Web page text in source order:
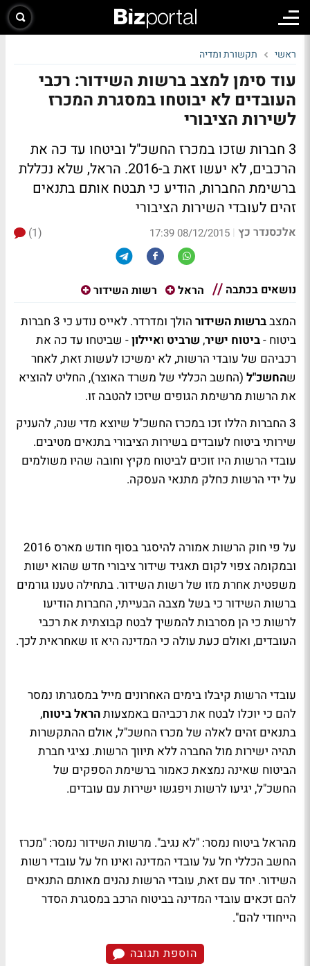
ראשי תקשורת ומדיה
עוד סימן למצב ברשות השידור: רכבי
העובדים לא יבוטחו במסגרת המכרז
לשירות הציבורי
3 חברות שזכו במכרז החשכ"ל וביטחו עד כה את
הרכבים, לא יעשו זאת ב-2016. הראל, שלא נכללת
ברשימת החברות, הודיע כי תבטח אותם בתנאים
זהים לעובדי השירות הציבורי
אלכסנדר כץ |
08/12/2015 17:39
(1)
נושאים בכתבה הראל רשות השידור
המצבברשות השידור
הולך ומדרדר. לאייס נודע כי 3 חברות
ביטוח -ביטוח ישיר, שרביט ואיילון- שביטחו עד כה את
רכביהם של עובדי הרשות, לא ימשיכו לעשות זאת, לאחר
שהחשכ"ל (החשב הכללי של משרד האוצר), החליט להוציא
את הרשות מרשימת הגופים שיזכו להטבה זו.
3 החברות הללו זכו במכרז החשכ"ל שיוצא מדי שנה, להעניק
שירותי ביטוח לעובדים בשירות הציבורי בתנאים מטיבים.
עובדי הרשות היו זוכים לביטוח מקיץ וחובה שהיו משולמים
על ידי הרשות כחלק מתנאי העסקה.
על פי חוק הרשות אמורה להיסגר בסוף חודש מארס 2016
ובמקומה צפוי לקום תאגיד שידור ציבורי חדש שהוא ישות
משפטית אחרת מזו של רשות השידור. בתחילה טענו גורמים
ברשות השידור כי בשל מצבה הבעייתי, החברות הודיעו
לרשות כי הן מסרבות להמשיך לבטח קבוצתית את רכבי
העובדים, ואולם כעת עולה כי המדינה היא זו שאחראית לכך.
עובדי הרשות קיבלו בימים האחרונים מייל במסגרתו נמסר
להם כי יוכלו לבטח את רכביהם באמצעותהראל ביטוח,
בתנאים זהים לאלה של מכרז החשכ"ל, אולם ההתקשרות
תהיה ישירות מול החברה ללא תיווך הרשות. נציגי חברת
הביטוח שאינה נמצאת כאמור ברשימת הספקים של
החשכ"ל, יגיעו לרשות ויפגשו ישירות עם עובדים.
מהראל ביטוח נמסר: "לא נגיב". מרשות השידור נמסר: "מכרז
החשב הכללי חל על עובדי המדינה ואינו חל על עובדי רשות
השידור. יחד עם זאת, עובדי הרשות נהנים מאותם התנאים
להם זכאים עובדי המדינה בביטוח הרכב במסגרת הסדר
הייחודי להם".
הוספת תגובה